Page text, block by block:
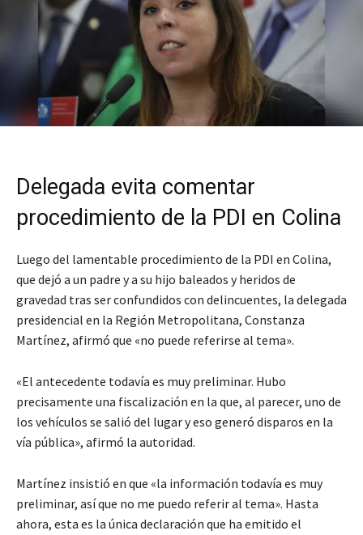
Delegada evita comentar
procedimiento de la PDI en Colina
Luego del lamentable procedimiento de la PDI en Colina,
que dejó a un padre y a su hijo baleados y heridos de
gravedad tras ser confundidos con delincuentes, la delegada
presidencial en la Región Metropolitana, Constanza
Martínez, afirmó que «no puede referirse al tema».
«El antecedente todavía es muy preliminar. Hubo
precisamente una fiscalización en la que, al parecer, uno de
los vehículos se salió del lugar y eso generó disparos en la
vía pública», afirmó la autoridad.
Martínez insistió en que «la información todavía es muy
preliminar, así que no me puedo referir al tema». Hasta
ahora, esta es la única declaración que ha emitido el